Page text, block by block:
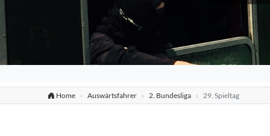
Home Auswärtsfahrer 2. Bundesliga 29. Spieltag